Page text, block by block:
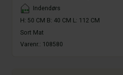
Placement
Indendørs
H: 50 CM B: 40 CM L: 112 CM
Sort Mat
Varenr.: 108580